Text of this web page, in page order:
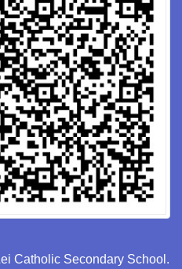
Catholic Secondary School.